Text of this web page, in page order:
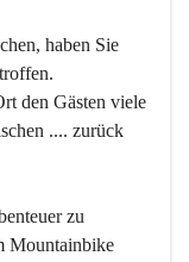
haben Sie
den Gästen viele
.... zurück
zu
Mountainbike